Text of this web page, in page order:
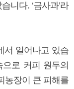
니다. ‘금사과’라
서 일어나고 있습
로 커피 원두의
농장이 큰 피해를